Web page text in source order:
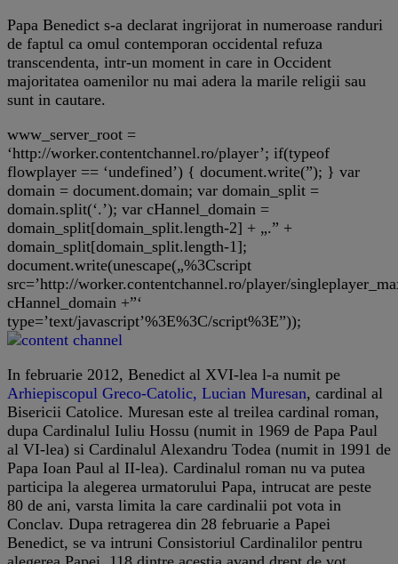
Papa Benedict s-a declarat ingrijorat in numeroase randuri
de faptul ca omul contemporan occidental refuza
transcendenta, intr-un moment in care in Occident
majoritatea oamenilor nu mai adera la marile religii sau
sunt in cautare.
www_server_root =
‘http://worker.contentchannel.ro/player’; if(typeof
flowplayer == ‘undefined’) { document.write(”); } var
domain = document.domain; var domain_split =
domain.split(‘.’); var cHannel_domain =
domain_split[domain_split.length-2] + „.” +
domain_split[domain_split.length-1];
document.write(unescape(„%3Cscript
src=’http://worker.contentchannel.ro/player/
cHannel_domain +”‘
type=’text/javascript’%3E%3C/script%3E”));
In februarie 2012, Benedict al XVI-lea l-a numit pe
Arhiepiscopul Greco-Catolic, Lucian Muresan, cardinal al
Bisericii Catolice. Muresan este al treilea cardinal roman,
dupa Cardinalul Iuliu Hossu (numit in 1969 de Papa Paul
al VI-lea) si Cardinalul Alexandru Todea (numit in 1991 de
Papa Ioan Paul al II-lea). Cardinalul roman nu va putea
participa la alegerea urmatorului Papa, intrucat are peste
80 de ani, varsta limita la care cardinalii pot vota in
Conclav. Dupa retragerea din 28 februarie a Papei
Benedict, se va intruni Consistoriul Cardinalilor pentru